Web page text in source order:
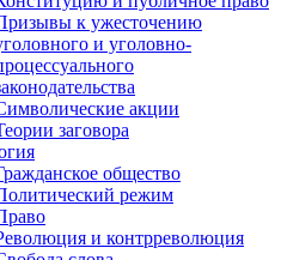
к ужесточению
и уголовно-
акции
заговора
общество
режим
и контрреволюция